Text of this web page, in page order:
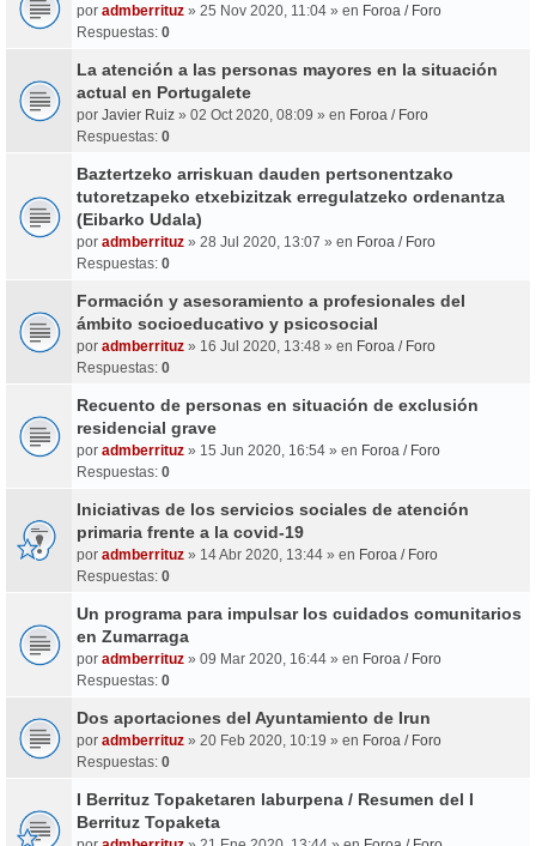
por admberrituz » 25 Nov 2020, 11:04 » en Foroa / Foro
Respuestas: 0
La atención a las personas mayores en la situación
actual en Portugalete
por Javier Ruiz » 02 Oct 2020, 08:09 » en Foroa / Foro
Respuestas: 0
Baztertzeko arriskuan dauden pertsonentzako
tutoretzapeko etxebizitzak erregulatzeko ordenantza
(Eibarko Udala)
por admberrituz » 28 Jul 2020, 13:07 » en Foroa / Foro
Respuestas: 0
Formación y asesoramiento a profesionales del
ámbito socioeducativo y psicosocial
por admberrituz » 16 Jul 2020, 13:48 » en Foroa / Foro
Respuestas: 0
Recuento de personas en situación de exclusión
residencial grave
por admberrituz » 15 Jun 2020, 16:54 » en Foroa / Foro
Respuestas: 0
Iniciativas de los servicios sociales de atención
primaria frente a la covid-19
por admberrituz » 14 Abr 2020, 13:44 » en Foroa / Foro
Respuestas: 0
Un programa para impulsar los cuidados comunitarios
en Zumarraga
por admberrituz » 09 Mar 2020, 16:44 » en Foroa / Foro
Respuestas: 0
Dos aportaciones del Ayuntamiento de Irun
por admberrituz » 20 Feb 2020, 10:19 » en Foroa / Foro
Respuestas: 0
I Berrituz Topaketaren laburpena / Resumen del I
Berrituz Topaketa